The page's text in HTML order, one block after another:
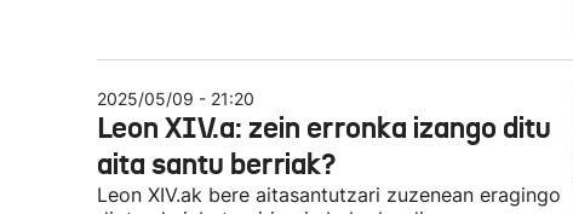
2025/05/09 - 21:20
Leon XIV.a: zein erronka izango ditu
aita santu berriak?
Leon XIV.ak bere aitasantutzari zuzenean eragingo